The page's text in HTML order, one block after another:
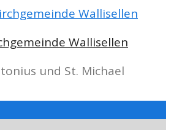
Wallisellen
und St. Michael